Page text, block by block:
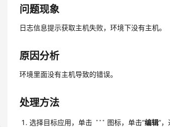
问题现象
日志信息提示获取主机失败，环境下没有主机。
原因分析
环境里面没有主机导致的错误。
处理方法
选择目标应用，单击 图标，单击“编辑”，